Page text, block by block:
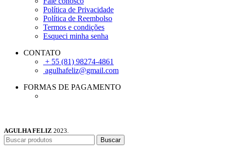
Política de Privacidade
Política de Reembolso
Termos e condições
Esqueci minha senha
CONTATO
+ 55 (81) 98274-4861
agulhafeliz@gmail.com
FORMAS DE PAGAMENTO
AGULHA FELIZ 2023.
Buscar